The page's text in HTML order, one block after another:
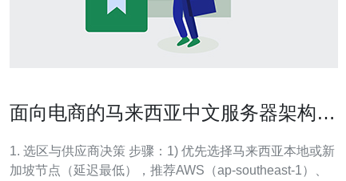
面向电商的马来西亚中文服务器架构优
1. 选区与供应商决策 步骤：1) 优先选择马来西亚本地或新
加坡节点（延迟最低），推荐AWS（ap-southeast-1）、